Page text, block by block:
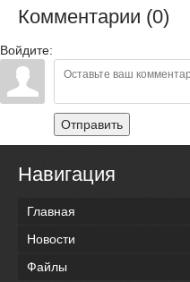
Комментарии (0)
Войдите:
Отправить
Навигация
Главная
Новости
Файлы